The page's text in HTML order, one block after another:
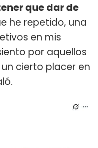
que dar de
he repetido, una
en mis
por aquellos
cierto placer en